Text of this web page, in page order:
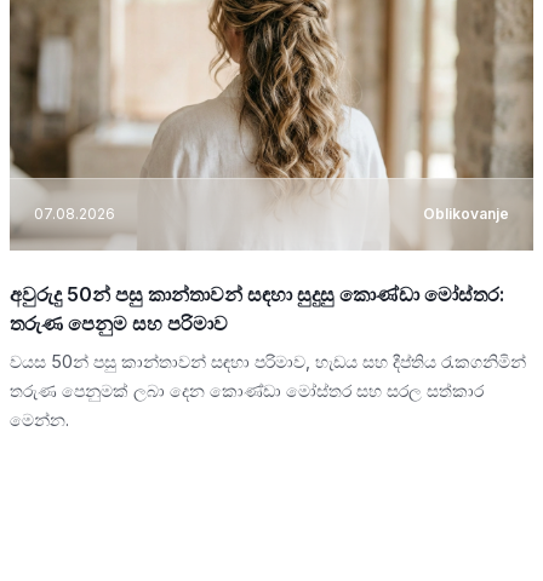
07.08.2026 Oblikovanje
අවුරුදු 50න් පසු කාන්තාවන් සඳහා සුදුසු කොණ්ඩා මෝස්තර:
තරුණ පෙනුම සහ පරිමාව
වයස 50න් පසු කාන්තාවන් සඳහා පරිමාව, හැඩය සහ දීප්තිය රැකගනිමින්
තරුණ පෙනුමක් ලබා දෙන කොණ්ඩා මෝස්තර සහ සරල සත්කාර
මෙන්න.